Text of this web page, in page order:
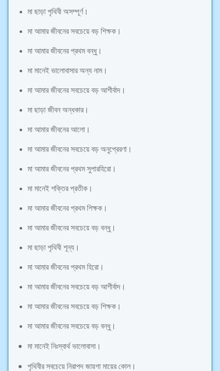
মা ছাড়া পৃথিবী অসম্পূর্ণ।
মা আমার জীবনের সবচেয়ে বড় শিক্ষক।
মা আমার জীবনের প্রথম বন্ধু।
মা মানেই ভালোবাসার অন্য নাম।
মা আমার জীবনের সবচেয়ে বড় আশীর্বাদ।
মা ছাড়া জীবন অন্ধকার।
মা আমার জীবনের আলো।
মা আমার জীবনের সবচেয়ে বড় অনুপ্রেরণা।
মা আমার জীবনের প্রথম সুপারহিরো।
মা মানেই শক্তির প্রতীক।
মা আমার জীবনের প্রথম শিক্ষক।
মা আমার জীবনের সবচেয়ে বড় বন্ধু।
মা ছাড়া পৃথিবী শূন্য।
মা আমার জীবনের প্রথম হিরো।
মা আমার জীবনের সবচেয়ে বড় আশীর্বাদ।
মা আমার জীবনের সবচেয়ে বড় শিক্ষক।
মা আমার জীবনের সবচেয়ে বড় বন্ধু।
মা মানেই নিঃস্বার্থ ভালোবাসা।
পৃথিবীর সবচেয়ে নিরাপদ জায়গা মায়ের কোল।